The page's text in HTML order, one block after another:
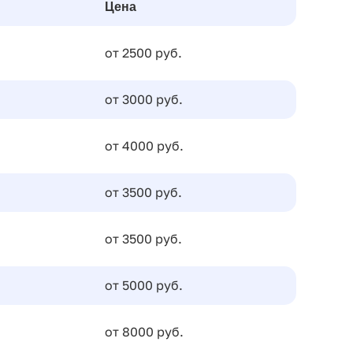
Цена
от 2500 руб.
от 3000 руб.
от 4000 руб.
от 3500 руб.
от 3500 руб.
от 5000 руб.
от 8000 руб.